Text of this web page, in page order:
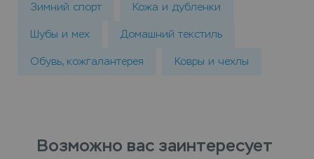
Зимний спорт Кожа и дубленки
Шубы и мех Домашний текстиль
Обувь, кожгалантерея Ковры и чехлы
Возможно вас заинтересует